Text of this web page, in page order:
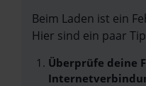
Beim Laden ist ein
Hier sind ein paar
Überprüfe deine